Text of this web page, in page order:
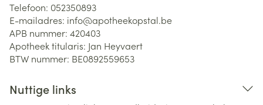
Telefoon: 052350893
E-mailadres: info@apotheekopstal.be
APB nummer: 420403
Apotheek titularis: Jan Heyvaert
BTW nummer: BE0892559653
Nuttige links